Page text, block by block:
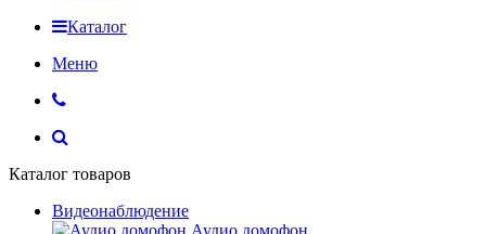
Каталог
Меню
Каталог товаров
Видеонаблюдение
Аудио домофон